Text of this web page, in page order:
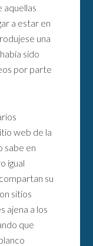
aquellas
a estar en
una
sido
por parte
web de la
sabe en
igual
su
sitios
ajena a los
que